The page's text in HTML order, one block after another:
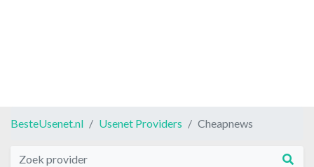
BesteUsenet.nl Usenet Providers Cheapnews